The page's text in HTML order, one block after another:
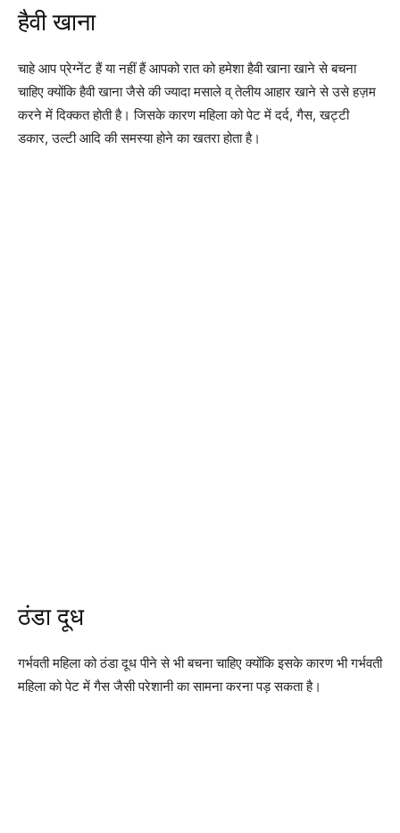
हैवी खाना
चाहे आप प्रेग्नेंट हैं या नहीं हैं आपको रात को हमेशा हैवी खाना खाने से बचना
चाहिए क्योंकि हैवी खाना जैसे की ज्यादा मसाले व् तेलीय आहार खाने से उसे हज़म
करने में दिक्कत होती है। जिसके कारण महिला को पेट में दर्द, गैस, खट्टी
डकार, उल्टी आदि की समस्या होने का खतरा होता है।
ठंडा दूध
गर्भवती महिला को ठंडा दूध पीने से भी बचना चाहिए क्योंकि इसके कारण भी गर्भवती
महिला को पेट में गैस जैसी परेशानी का सामना करना पड़ सकता है।